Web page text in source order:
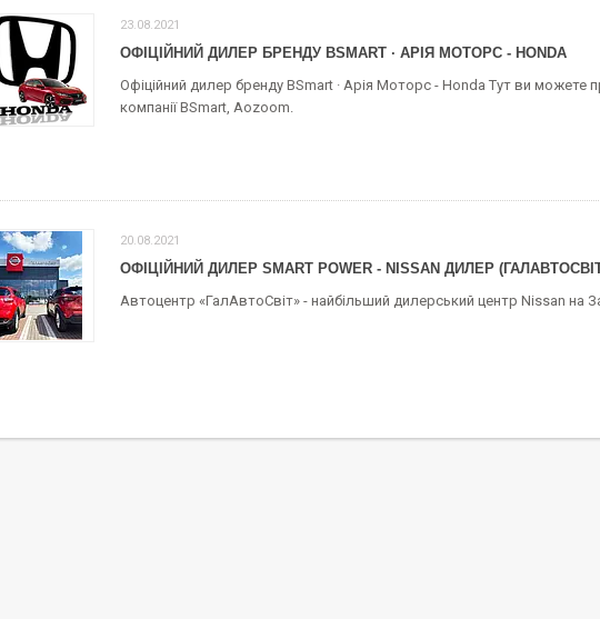
23.08.2021
ОФІЦІЙНИЙ ДИЛЕР БРЕНДУ BSMART · АРІЯ МОТОРС - HONDA
Офіційний дилер бренду BSmart · Арія Моторс - Honda Тут ви можете
компанії BSmart, Aozoom.
20.08.2021
ОФІЦІЙНИЙ ДИЛЕР SMART POWER - NISSAN ДИЛЕР
Автоцентр «ГалАвтоСвіт» - найбільший дилерський центр Nissan на